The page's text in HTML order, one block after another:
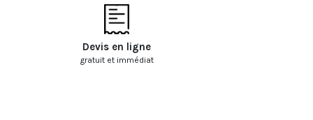
Devis en ligne
gratuit et immédiat